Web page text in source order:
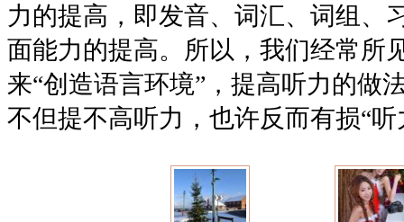
力的提高，即发音、词汇、词组、
面能力的提高。所以，我们经常所
来“创造语言环境”，提高听力的做
不但提不高听力，也许反而有损“听